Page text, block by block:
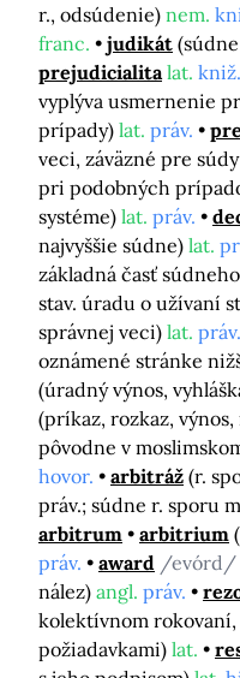
r., odsúdenie) nem.
franc.
judikát
prejudicialita lat.
vyplýva usmernenie
prípady) lat. práv.
veci, záväzné pre
pri podobných
systéme) lat. práv.
najvyššie súdne) lat.
základná časť
stav. úradu o užívaní
správnej veci) lat. práv.
oznámené stránke
(úradný výnos,
(príkaz, rozkaz,
pôvodne v
hovor.
arbitráž (r.
práv.; súdne r. sporu
arbitrum
arbitrium
práv.
award /evórd/
nález) angl. práv.
kolektívnom rokovaní,
požiadavkami) lat.